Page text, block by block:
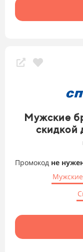
Мужские
скидкой
Промокод не